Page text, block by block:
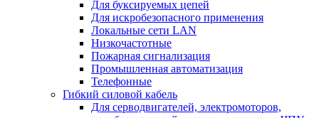
Для буксируемых цепей
Для искробезопасного применения
Локальные сети LAN
Низкочастотные
Пожарная сигнализация
Промышленная автоматизация
Телефонные
Гибкий силовой кабель
Для серводвигателей, электромоторов,